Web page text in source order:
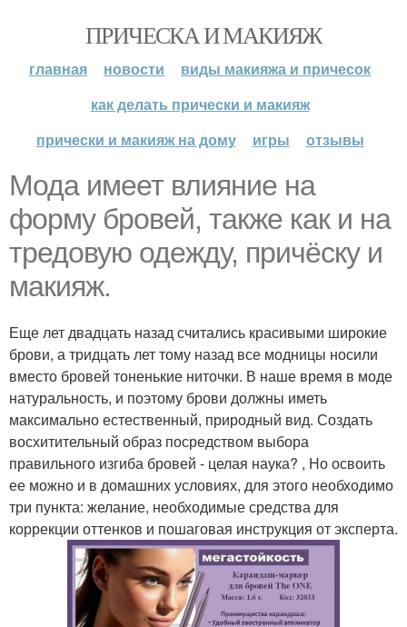
ПРИЧЕСКА И МАКИЯЖ
главная новости
виды макияжа и причесок
как делать прически и макияж
прически и макияж на дому
игры отзывы
Мода имеет влияние на
форму бровей, также как и на
тредовую одежду, причёску и
макияж.
Еще лет двадцать назад считались красивыми широкие
брови, а тридцать лет тому назад все модницы носили
вместо бровей тоненькие ниточки. В наше время в моде
натуральность, и поэтому брови должны иметь
максимально естественный, природный вид. Создать
восхитительный образ посредством выбора
правильного изгиба бровей - целая наука? , Но освоить
ее можно и в домашних условиях, для этого необходимо
три пункта: желание, необходимые средства для
коррекции оттенков и пошаговая инструкция от эксперта.